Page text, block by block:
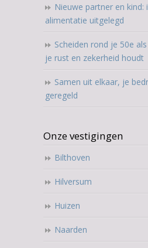
Nieuwe partner en kind:
alimentatie uitgelegd
Scheiden rond je 50e
je rust en zekerheid houdt
Samen uit elkaar, je
geregeld
Onze vestigingen
Bilthoven
Hilversum
Huizen
Naarden